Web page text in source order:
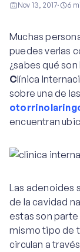
Nov 13, 2017· 6
Educación al
Muchas
puedes verlas
¿sabes qué
Clínica
sobre una de
encuentran
Las adenoides
de la cavidad
estas son
mismo tipo de
circulan a